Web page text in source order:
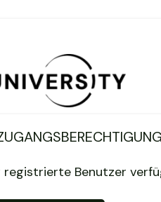
registrierte Benutzer